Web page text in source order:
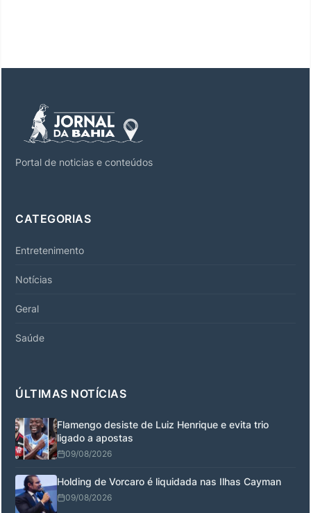
Portal de noticias e conteúdos
CATEGORIAS
Entretenimento
Notícias
Geral
Saúde
ÚLTIMAS NOTÍCIAS
Flamengo desiste de Luiz Henrique e evita trio
ligado a apostas
09/08/2026
Holding de Vorcaro é liquidada nas Ilhas Cayman
09/08/2026